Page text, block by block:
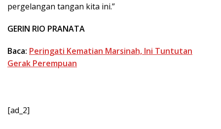
pergelangan tangan kita ini.”
GERIN RIO PRANATA
Baca: Peringati Kematian Marsinah, Ini Tuntutan
Gerak Perempuan
[ad_2]